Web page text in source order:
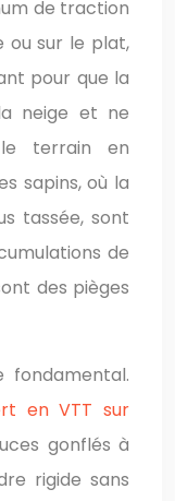
de traction
ou sur le plat,
pour que la
neige et ne
terrain en
sapins, où la
tassée, sont
de
des pièges
fondamental.
en VTT sur
gonflés à
rigide sans